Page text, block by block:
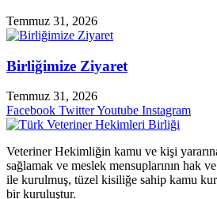
Temmuz 31, 2026
Birliğimize Ziyaret
Temmuz 31, 2026
Facebook TwitterYoutube Instagram
Veteriner Hekimliğin kamu ve kişi
sağlamak ve meslek mensuplarının hak
ile kurulmuş, tüzel kisiliğe sahip kamu
bir kuruluştur.